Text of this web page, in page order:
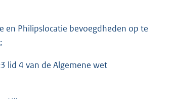
en Philipslocatie bevoegdheden op te
lid 4 van de Algemene wet